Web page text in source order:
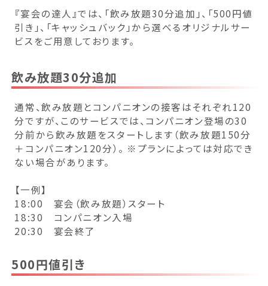
山中 あわら 菊池
北海道・東北
北海道(13) 岩手県(3) 山形県(3)
宮城県(8)
福島県(26)
関東
栃木県(17)
埼玉県(1)
東京都(9)
神奈川県(14)
東海
『宴会の達人』では、「飲み放題30分追加」、「500円値
引き」、「キャッシュバック」から選べるオリジナルサー
ビスをご用意しております。
飲み放題30分追加
通常、飲み放題とコンパニオンの接客はそれぞれ120
分ですが、このサービスでは、コンパニオン登場の30
分前から飲み放題をスタートします（飲み放題150分
＋コンパニオン120分）。 ※プランによっては対応でき
ない場合があります。
【一例】
18:00 宴会（飲み放題）スタート
18:30 コンパニオン入場
20:30 宴会終了
500円値引き